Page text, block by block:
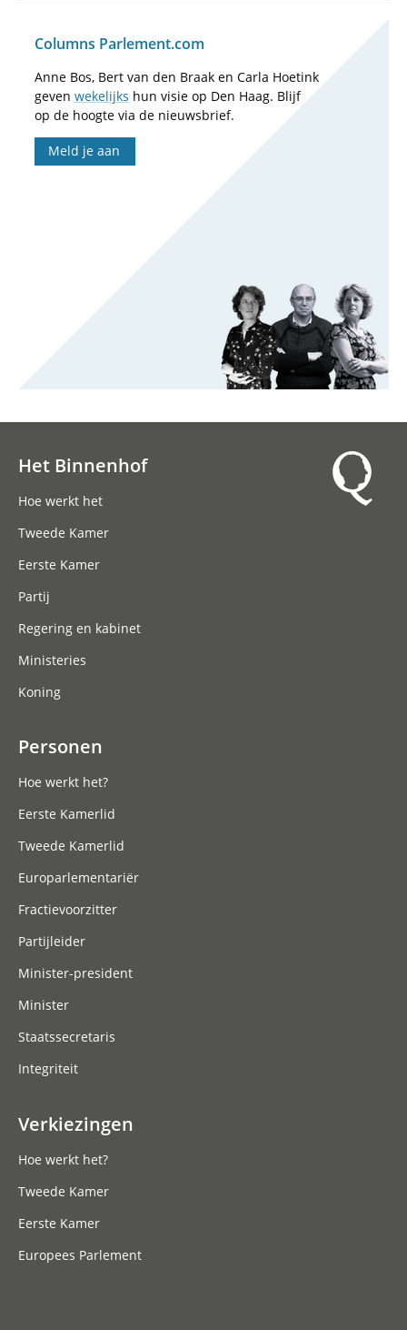
Columns Parlement.com
Anne Bos, Bert van den Braak en Carla Hoetink
geven wekelijks hun visie op Den Haag. Blijf
op de hoogte via de nieuwsbrief.
Meld je aan
Het Binnenhof
Hoe werkt het
Tweede Kamer
Eerste Kamer
Partij
Regering en kabinet
Ministeries
Koning
Personen
Hoe werkt het?
Eerste Kamerlid
Tweede Kamerlid
Europarlementariër
Fractievoorzitter
Partijleider
Minister-president
Minister
Staatssecretaris
Integriteit
Verkiezingen
Hoe werkt het?
Tweede Kamer
Eerste Kamer
Europees Parlement